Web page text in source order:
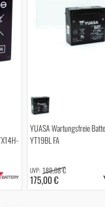
YUASA Wartungsfreie
YT19BL FA
175,00 €
189,08 €